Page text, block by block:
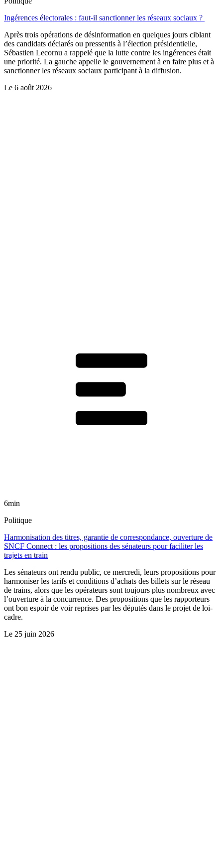
Ingérences électorales : faut-il sanctionner les réseaux sociaux ?
Après trois opérations de désinformation en quelques jours ciblant
des candidats déclarés ou pressentis à l’élection présidentielle,
Sébastien Lecornu a rappelé que la lutte contre les ingérences était
une priorité. La gauche appelle le gouvernement à en faire plus et à
sanctionner les réseaux sociaux participant à la diffusion.
Le 6 août 2026
6min
Politique
Harmonisation des titres, garantie de correspondance, ouverture de
SNCF Connect : les propositions des sénateurs pour faciliter les
trajets en train
Les sénateurs ont rendu public, ce mercredi, leurs propositions pour
harmoniser les tarifs et conditions d’achats des billets sur le réseau
de trains, alors que les opérateurs sont toujours plus nombreux avec
l’ouverture à la concurrence. Des propositions que les rapporteurs
ont bon espoir de voir reprises par les députés dans le projet de loi-
cadre.
Le 25 juin 2026